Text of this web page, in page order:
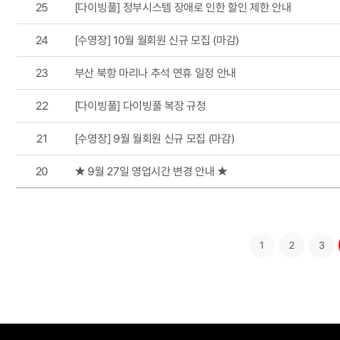
25 [다이빙풀] 정부시스템 장애로 인한 할인 제한 안내
24 [수영장] 10월 월회원 신규 모집 (마감)
23 부산 북항 마리나 추석 연휴 일정 안내
22 [다이빙풀] 다이빙풀 복장 규정
21 [수영장] 9월 월회원 신규 모집 (마감)
20 ★ 9월 27일 영업시간 변경 안내 ★
1 2 3